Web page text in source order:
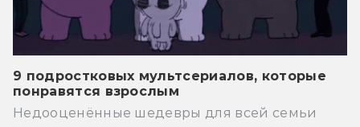
9 подростковых мультсериалов, которые
понравятся взрослым
Недооценённые шедевры для всей семьи